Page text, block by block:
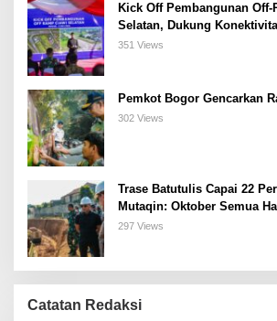
Kick Off Pembangunan Off-
Selatan, Dukung
Bogor Selatan
351 Views
Pemkot Bogor Gencarkan
302 Views
Trase Batutulis Capai 22
Mutaqin: Oktober Semua
297 Views
Catatan Redaksi